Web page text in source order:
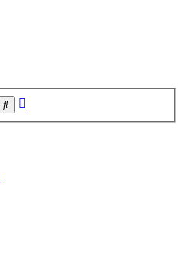
Поиск